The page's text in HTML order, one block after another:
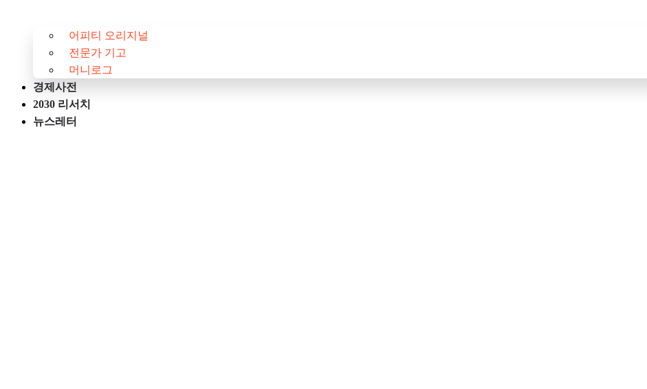
어피티 오리지널
전문가 기고
머니로그
경제사전
2030 리서치
뉴스레터